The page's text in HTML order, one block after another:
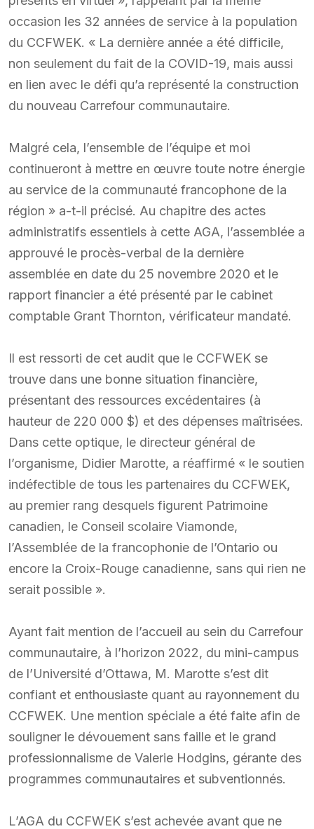
occasion les 32 années de service à la population
du CCFWEK. « La dernière année a été difficile,
non seulement du fait de la COVID-19, mais aussi
en lien avec le défi qu’a représenté la construction
du nouveau Carrefour communautaire.
Malgré cela, l’ensemble de l’équipe et moi
continueront à mettre en œuvre toute notre énergie
au service de la communauté francophone de la
région » a-t-il précisé. Au chapitre des actes
administratifs essentiels à cette AGA, l’assemblée a
approuvé le procès-verbal de la dernière
assemblée en date du 25 novembre 2020 et le
rapport financier a été présenté par le cabinet
comptable Grant Thornton, vérificateur mandaté.
Il est ressorti de cet audit que le CCFWEK se
trouve dans une bonne situation financière,
présentant des ressources excédentaires (à
hauteur de 220 000 $) et des dépenses maîtrisées.
Dans cette optique, le directeur général de
l’organisme, Didier Marotte, a réaffirmé « le soutien
indéfectible de tous les partenaires du CCFWEK,
au premier rang desquels figurent Patrimoine
canadien, le Conseil scolaire Viamonde,
l’Assemblée de la francophonie de l’Ontario ou
encore la Croix-Rouge canadienne, sans qui rien ne
serait possible ».
Ayant fait mention de l’accueil au sein du Carrefour
communautaire, à l’horizon 2022, du mini-campus
de l’Université d’Ottawa, M. Marotte s’est dit
confiant et enthousiaste quant au rayonnement du
CCFWEK. Une mention spéciale a été faite afin de
souligner le dévouement sans faille et le grand
professionnalisme de Valerie Hodgins, gérante des
programmes communautaires et subventionnés.
L’AGA du CCFWEK s’est achevée avant que ne